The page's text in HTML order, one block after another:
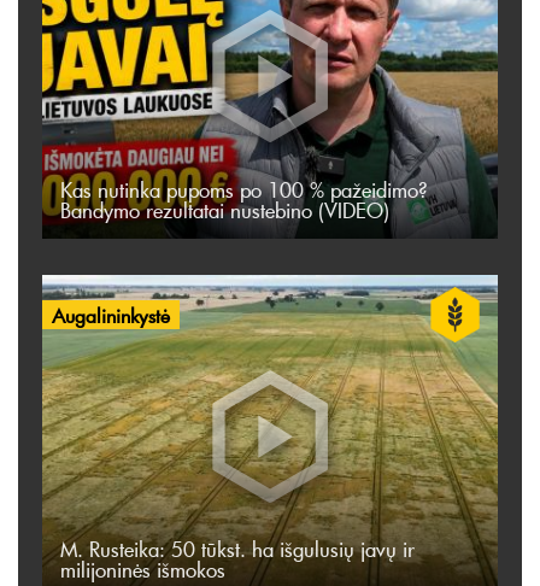
Kas nutinka pupoms po 100 % pažeidimo?
Bandymo rezultatai nustebino (VIDEO)
Augalininkystė
M. Rusteika: 50 tūkst. ha išgulusių javų ir
milijoninės išmokos